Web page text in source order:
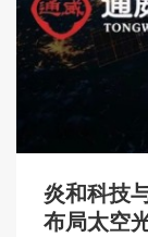
炎和科技
布局太空